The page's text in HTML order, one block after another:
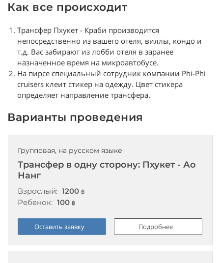
Как все происходит
Трансфер Пхукет - Краби производится
непосредственно из вашего отеля, виллы, кондо и
т.д. Вас забирают из лобби отеля в заранее
назначенное время на микроавтобусе.
На пирсе специальный сотрудник компании Phi-Phi
cruisers клеит стикер на одежду. Цвет стикера
определяет направление трансфера.
Варианты проведения
Групповая, на русском языке
Трансфер в одну сторону: Пхукет - Ао
Нанг
Взрослый: 1200 ฿
Ребенок: 100 ฿
Оставить заявку Подробнее